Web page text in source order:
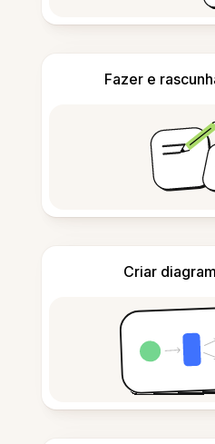
Fazer e
Criar